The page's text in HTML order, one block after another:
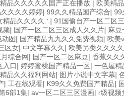
精品久久久久久国产正在播放 | 欧美精
久久久婷婷| 99久久精品国产综合| 99
精品久久久久∴| 91国偷自产一区二区
频| 国产一区二区三区成人久久片| 麻豆
动图| 国产精品九九久久免费视频| 欧美
区女| 中文字幕久久 | 欧美另类久久久
综合网| 国产一区二区麻豆| 香蕉久久
入口| 婷婷蜜桃国产精品一区| 一色屋精
品久久福利网站| 图片小说中文字幕|
| 工在线观看| K99久久免费国产精品|
6部1集| av一区二区三区漫画| r级视频